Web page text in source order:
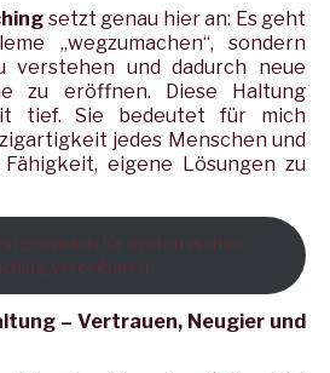
setzt genau hier an: Es geht
„wegzumachen“, sondern
verstehen und dadurch neue
zu eröffnen. Diese Haltung
tief. Sie bedeutet für mich
jedes Menschen und
eigene Lösungen zu
für systemisches
vereinbaren
– Vertrauen, Neugier und